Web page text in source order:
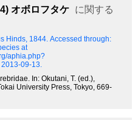
オボロフタケ に関する
Hinds, 1844. Accessed through:
at
aphia.php?
09-13.
In: Okutani, T. (ed.),
University Press, Tokyo, 669-